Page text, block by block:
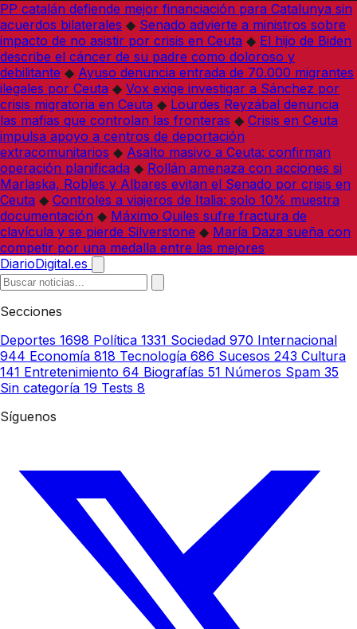
PP catalán defiende mejor financiación para Catalunya sin
acuerdos bilaterales ◆ Senado advierte a ministros sobre
impacto de no asistir por crisis en Ceuta ◆ El hijo de Biden
describe el cáncer de su padre como doloroso y
debilitante ◆ Ayuso denuncia entrada de 70.000 migrantes
ilegales por Ceuta ◆ Vox exige investigar a Sánchez por
crisis migratoria en Ceuta ◆ Lourdes Reyzábal denuncia
las mafias que controlan las fronteras ◆ Crisis en Ceuta
impulsa apoyo a centros de deportación
extracomunitarios ◆ Asalto masivo a Ceuta: confirman
operación planificada ◆ Rollán amenaza con acciones si
Marlaska, Robles y Albares evitan el Senado por crisis en
Ceuta ◆ Controles a viajeros de Italia: solo 10% muestra
documentación ◆ Máximo Quiles sufre fractura de
clavícula y se pierde Silverstone ◆ María Daza sueña con
competir por una medalla entre las mejores
DiarioDigital.es
Secciones
Deportes 1698 Política 1331 Sociedad 970 Internacional
944 Economía 818 Tecnología 686 Sucesos 243 Cultura
141 Entretenimiento 64 Biografías 51 Números Spam 35
Sin categoría 19 Tests 8
Síguenos